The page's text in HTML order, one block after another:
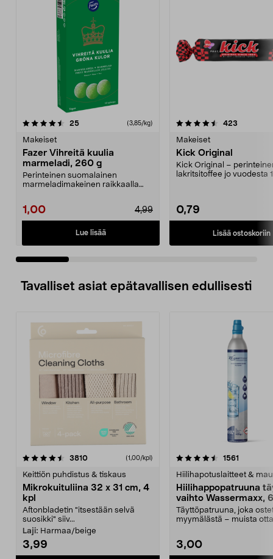
25arvostelut (3,85/kg)
Makeiset
Fazer Vihreitä kuulia
marmeladi, 260 g
Perinteinen suomalainen
marmeladimakeinen raikkaalla
1,00 4,99
Lue lisää
4.5 viidestä
423
Makeiset
Kick Original
Kick Original –
lakritsitoffee jo vuodesta
0,79
Lisää ostoskoriin
4.5 viidestä
Tavalliset asiat epätavallisen edullisesti
3810arvostelut (1,00/kpl)
Keittiön puhdistus & tiskaus
Mikrokuituliina 32 x 31 cm, 4
kpl
Aftonbladetin "itsestään selvä
suosikki" siiv...
Laji: Harmaa/beige
3,99
4.5viidestä
1561
Hiilihapotuslaitteet &
Hiilihappopatruuna
vaihto Wassermaxx,
Täyttöpatruuna, joka
myymälästä – muista
3,00
4.5viidestä